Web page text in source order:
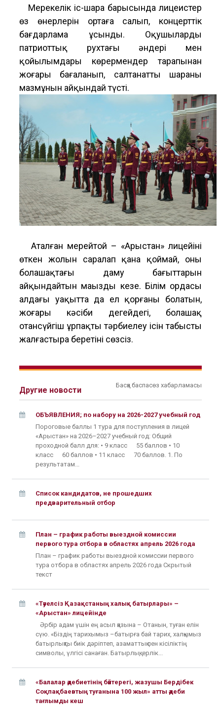
Мерекелік іс-шара барысында лицеистер
өз өнерлерін ортаға салып, концерттік
бағдарлама ұсынды. Оқушылардың
патриоттық рухтағы әндері мен
қойылымдары көрермендер тарапынан
жоғары бағаланып, салтанатты шараның
мазмұнын айқындай түсті.
Аталған мерейтой – «Арыстан» лицейінің
өткен жолын саралап қана қоймай, оның
болашақтағы даму бағыттарын
айқындайтын маңызды кезең. Білім ордасы
алдағы уақытта да ел қорғаны болатын,
жоғары кәсіби деңгейдегі, болашақ
отансүйгіш ұрпақты тәрбиелеу ісін табысты
жалғастыра беретіні сөзсіз.
Другие новости
Басқа баспасөз хабарламасы
ОБЪЯВЛЕНИЯ; по набору на 2026-2027 учебный год
Пороговые баллы 1 тура для поступления в лицей
«Арыстан» на 2026–2027 учебный год: Общий
проходной балл для: • 9 класс 55 баллов • 10
класс 60 баллов • 11 класс 70 баллов. 1. По
результатам...
Список кандидатов, не прошедших
предварительный отбор
План – график работы выездной комиссии
первого тура отбора в областях апрель 2026 года
План – график работы выездной комиссии первого
тура отбора в областях апрель 2026 года Скрытый
текст
«Тәуелсіз Қазақстаның халық батырлары» –
«Арыстан» лицейінде
Әрбір адам үшін ең асыл қазына – Отанын, туған елін
сүю. «Біздің тарихымыз –батырға бай тарих, халқымыз
батырлықты биік дәріптеп, азаматтық пен кісіліктің
символы, үлгісі санаған. Батырлық, ерлік...
«Балалар әдебиетінің бәйтерегі, жазушы Бердібек
Соқпақбаевтың туғанына 100 жыл» атты әдеби
тағлымды кеш